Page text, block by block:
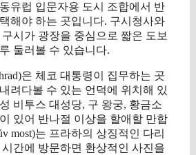
유럽 입문자용 도시 조합에서 반
해야 하는 곳입니다. 구시청사와
시가 광장을 중심으로 짧은 도보
둘러볼 수 있습니다.
은 체코 대통령이 집무하는 곳
려다볼 수 있는 언덕에 위치해 있
비투스 대성당, 구 왕궁, 황금소
있어 반나절 이상을 할애할 만합
most)는 프라하의 상징적인 다리
간에 방문하면 환상적인 사진을